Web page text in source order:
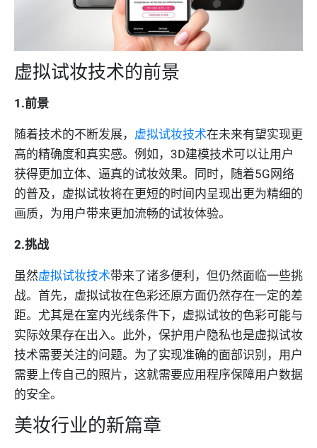
虚拟试妆技术的前景
1.前景
随着技术的不断发展， 虚拟试妆技术在未来有望实现更
高的精确度和真实感。例如，3D建模技术可以让用户
获得更加立体、逼真的试妆效果。同时，随着5G网络
的普及，虚拟试妆将在更短的时间内呈现出更为精细的
画质，为用户带来更加流畅的试妆体验。
2.挑战
虽然虚拟试妆技术带来了诸多便利，但仍然面临一些挑
战。首先，虚拟试妆在色彩还原方面仍然存在一定的差
距。尤其是在室内光线条件下，虚拟试妆的色彩可能与
实际效果存在出入。此外，保护用户隐私也是虚拟试妆
技术需要关注的问题。为了实现准确的面部识别，用户
需要上传自己的照片，这就需要应用程序保障用户数据
的安全。
美妆行业的新篇章